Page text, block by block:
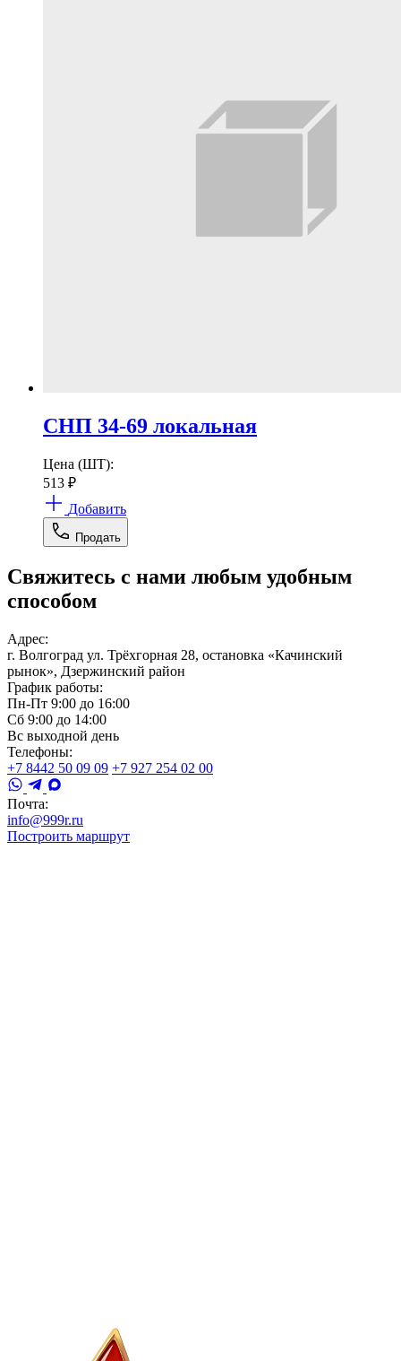
СНП 34-69 локальная
Цена (ШТ):
513 ₽
Добавить
Продать
Свяжитесь с нами любым удобным
способом
Адрес:
г. Волгоград ул. Трёхгорная 28, остановка «Качинский
рынок», Дзержинский район
График работы:
Пн-Пт 9:00 до 16:00
Сб 9:00 до 14:00
Вс выходной день
Телефоны:
+7 8442 50 09 09 +7 927 254 02 00
Почта:
info@999r.ru
Построить маршрут